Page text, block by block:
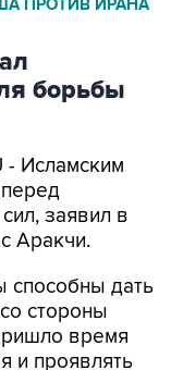
борьбы
Исламским
заявил в
Аракчи.
дать
время
и проявлять
-